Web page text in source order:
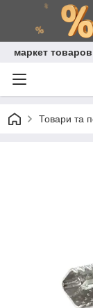
маркет
Товари та